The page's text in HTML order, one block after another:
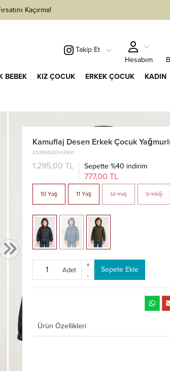
Kaçırma!
Takip Et
Hesabım
BEBEK KIZ ÇOCUK ERKEK ÇOCUK KADIN
Kamuflaj Desen Erkek Çocuk
25299000342901
1.295,00 TL Sepette %40 indirim
777,00 TL
10 Yaş 11 Yaş 12 Yaş 9 YAŞ
Adet
+
-
Sepete Ekle
Ürün Özellikleri